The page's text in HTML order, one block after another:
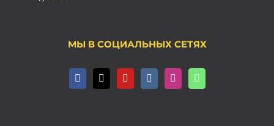
МЫ В СОЦИАЛЬНЫХ СЕТЯХ